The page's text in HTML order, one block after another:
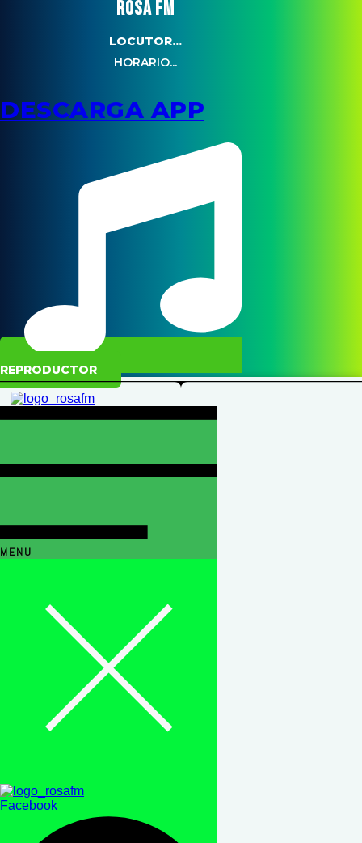
ROSA FM
LOCUTOR...
HORARIO...
DESCARGA APP
REPRODUCTOR
MENU
Facebook